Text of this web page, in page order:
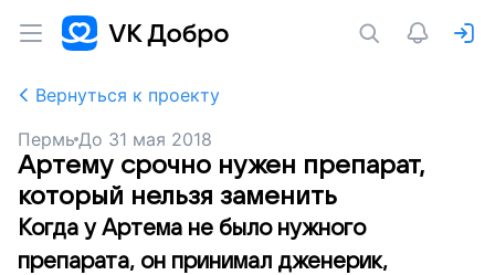
Вернуться к проекту
Пермь До 31 мая 2018
Артему срочно нужен препарат,
который нельзя заменить
Когда у Артема не было нужного
препарата, он принимал дженерик,